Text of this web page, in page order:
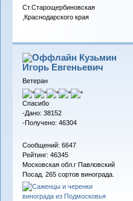
Ст.Старощербиновская
,Краснодарского края
Кузьмин
Игорь Евгеньевич
Ветеран
Спасибо
-Дано: 38152
-Получено: 46304
Сообщений: 6647
Рейтинг: 46345
Московская обл.г Павловский
Посад. 265 сортов винограда.